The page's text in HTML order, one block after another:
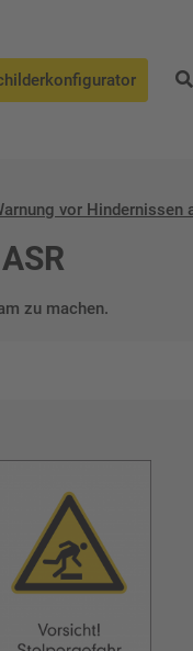
vor Hindernissen
zu machen.